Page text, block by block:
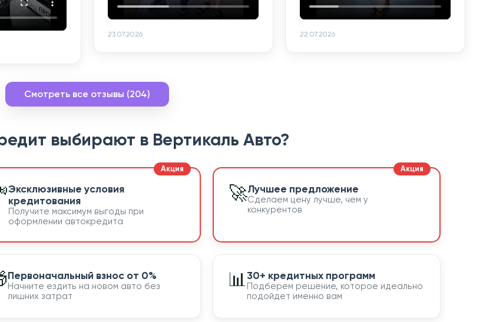
23.07.2026 22.07.2026
Смотреть все отзывы (204)
выбирают в Вертикаль Авто?
Эксклюзивные условия
кредитования
Получите максимум выгоды при
оформлении автокредита
🚀Лучшее предложение
Сделаем цену лучше, чем у
конкурентов
Первоначальный взнос от 0%
Начните ездить на новом авто без
лишних затрат
📊30+ кредитных программ
Подберем решение, которое идеально
подойдет именно вам